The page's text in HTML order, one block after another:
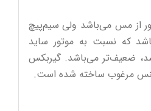
از مس می‌باشد ولی سیم‌پیچ
که نسبت به موتور ساید
ضعیف‌تر می‌باشد. گیربکس
جنس مرغوب ساخته شده است.